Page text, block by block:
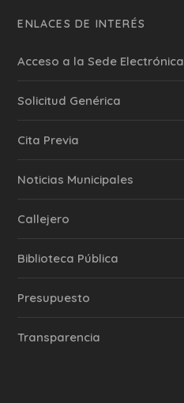
ENLACES DE INTERÉS
Acceso a la Sede Electrónica
Solicitud Genérica
Cita Previa
‎Noticias Municipales
Callejero
Biblioteca Pública
Presupuesto
Transparencia